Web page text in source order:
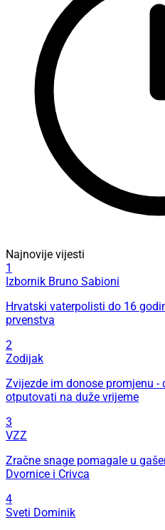
Najnovije vijesti
1
Izbornik Bruno Sabioni
Hrvatski vaterpolisti do 16
prvenstva
2
Zodijak
Zvijezde im donose promjenu
otputovati na duže vrijeme
3
VZZ
Zračne snage pomagale u
Dvornice i Crivca
4
Sveti Dominik